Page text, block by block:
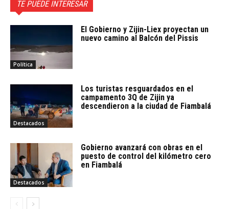
TE PUEDE INTERESAR
Política
El Gobierno y Zijin-Liex proyectan un
nuevo camino al Balcón del Pissis
Destacados
Los turistas resguardados en el
campamento 3Q de Zijin ya
descendieron a la ciudad de Fiambalá
Destacados
Gobierno avanzará con obras en el
puesto de control del kilómetro cero
en Fiambalá